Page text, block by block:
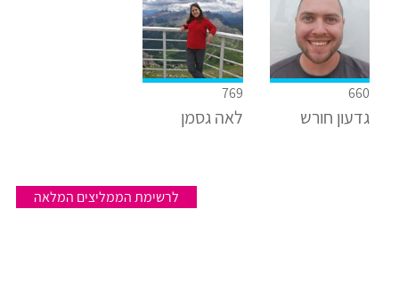
660
גדעון חורש
769
לאה גסמן
לרשימת הממליצים המלאה